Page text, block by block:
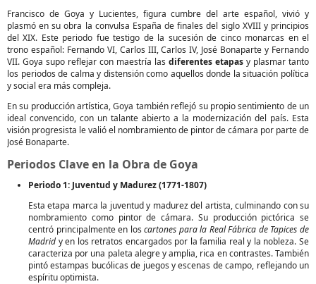
Francisco de Goya y Lucientes, figura cumbre del arte español, vivió y
plasmó en su obra la convulsa España de finales del siglo XVIII y principios
del XIX. Este periodo fue testigo de la sucesión de cinco monarcas en el
trono español: Fernando VI, Carlos III, Carlos IV, José Bonaparte y Fernando
VII. Goya supo reflejar con maestría las diferentes etapas y plasmar tanto
los periodos de calma y distensión como aquellos donde la situación política
y social era más compleja.
En su producción artística, Goya también reflejó su propio sentimiento de un
ideal convencido, con un talante abierto a la modernización del país. Esta
visión progresista le valió el nombramiento de pintor de cámara por parte de
José Bonaparte.
Periodos Clave en la Obra de Goya
Periodo 1: Juventud y Madurez (1771-1807)
Esta etapa marca la juventud y madurez del artista, culminando con su
nombramiento como pintor de cámara. Su producción pictórica se
centró principalmente en loscartones para la Real Fábrica de Tapices de
Madrid y en los retratos encargados por la familia real y la nobleza. Se
caracteriza por una paleta alegre y amplia, rica en contrastes. También
pintó estampas bucólicas de juegos y escenas de campo, reflejando un
espíritu optimista.